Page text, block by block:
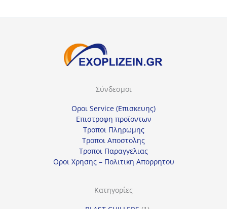
Σύνδεσμοι
Οροι Service (Επισκευης)
Επιστροφη προϊοντων
Τροποι Πληρωμης
Τροποι Αποστολης
Τροποι Παραγγελιας
Οροι Χρησης – Πολιτικη Απορρητου
Κατηγορίες